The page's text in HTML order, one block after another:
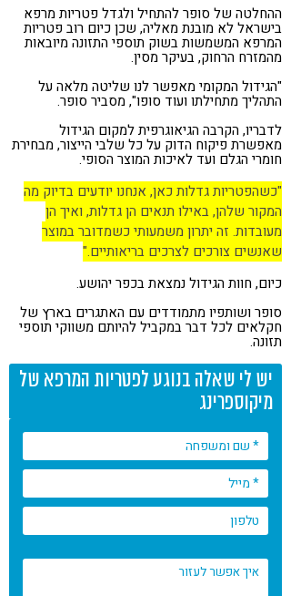
ההחלטה של סופר להתחיל ולגדל פטריות מרפא
בישראל לא מובנת מאליה, שכן כיום רוב פטריות
המרפא המשמשות בשוק תוספי התזונה מיובאות
מהמזרח הרחוק, בעיקר מסין.
"הגידול המקומי מאפשר לנו שליטה מלאה על
התהליך מתחילתו ועוד סופו", מסביר סופר.
לדבריו, הקרבה הגיאוגרפית למקום הגידול
מאפשרת פיקוח הדוק על כל שלבי הייצור, מבחירת
חומרי הגלם ועד לאיכות המוצר הסופי.
"כשהפטריות גדלות כאן, אנחנו יודעים בדיוק מה
המקור שלהן, באילו תנאים הן גדלות, ואיך הן
מעובדות. זה יתרון משמעותי כשמדובר במוצר
שאנשים צורכים לצרכים בריאותיים."
כיום, חוות הגידול נמצאת בכפר יהושע.
סופר ושותפיו מתמודדים עם האתגרים בארץ של
חקלאים לכל דבר במקביל להיותם משווקי תוספי
תזונה.
יש לי שאלה בנוגע לפטריות המרפא של
מיקוספרינג